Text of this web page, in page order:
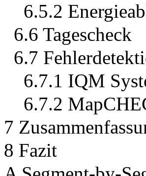
6.5.2
6.6 Tagescheck
6.7
6.7.1 IQM
6.7.2
7
8 Fazit